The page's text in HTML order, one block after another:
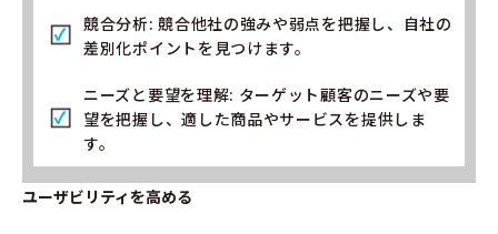
競合分析: 競合他社の強みや弱点を把握し、自社の
差別化ポイントを見つけます。
ニーズと要望を理解: ターゲット顧客のニーズや要
望を把握し、適した商品やサービスを提供しま
す。
ユーザビリティを高める